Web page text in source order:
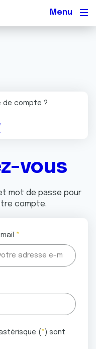
vous
mot de passe pour
compte.
( * ) sont
de compte ?